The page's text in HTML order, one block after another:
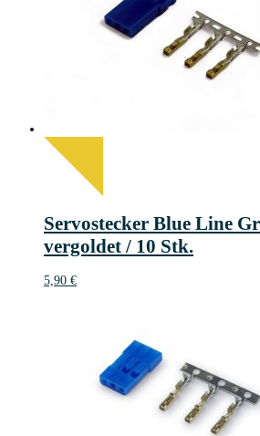
Servostecker Blue Line
vergoldet / 10 Stk.
5,90 €